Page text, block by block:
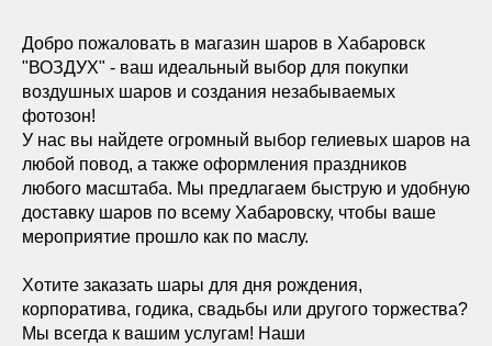
Добро пожаловать в магазин шаров в Хабаровск
"ВОЗДУХ" - ваш идеальный выбор для покупки
воздушных шаров и создания незабываемых
фотозон!
У нас вы найдете огромный выбор гелиевых шаров на
любой повод, а также оформления праздников
любого масштаба. Мы предлагаем быструю и удобную
доставку шаров по всему Хабаровску, чтобы ваше
мероприятие прошло как по маслу.
Хотите заказать шары для дня рождения,
корпоратива, годика, свадьбы или другого торжества?
Мы всегда к вашим услугам! Наши